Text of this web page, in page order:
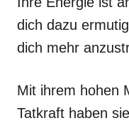
dich dazu
dich mehr
Mit ihrem hohen
Tatkraft haben